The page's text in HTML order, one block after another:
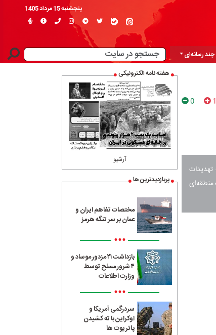
پنجشنبه 15 مرداد 1405
چند رسانه‌ای
1
0
تهدیدات
منطقه‌ای
هفته نامه الکترونیکی
آرشیو
پربازدیدترین ها
مختصات تفاهم ایران و
عمان بر سر تنگه هرمز
•••
بازداشت ۲۱ مزدور موساد و
۴ شرور مسلح توسط
وزارت اطلاعات
•••
سردرگمی آمریکا و
اوکراین با ته کشیدن
پاتریوت ها